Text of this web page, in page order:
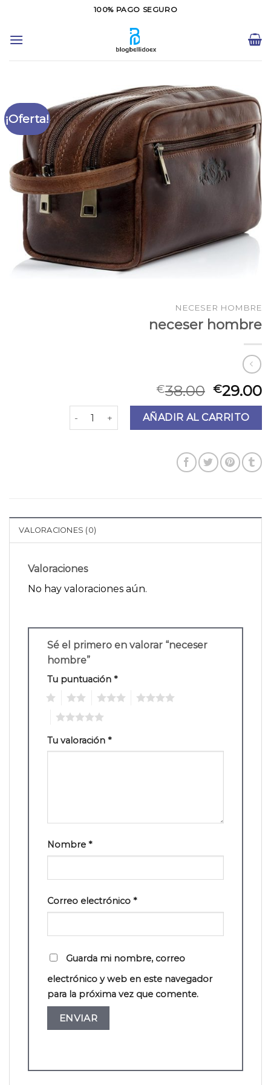
contenido
100% PAGO SEGURO
¡Oferta!
NECESER HOMBRE
neceser hombre
€38.00 €29.00
neceser hombre cantidadAÑADIR AL CARRITO
VALORACIONES (0)
Valoraciones
No hay valoraciones aún.
Sé el primero en valorar “neceser
hombre”
Tu puntuación *
Tu valoración *
Nombre *
Correo electrónico *
Guarda mi nombre, correo
electrónico y web en este navegador
para la próxima vez que comente.